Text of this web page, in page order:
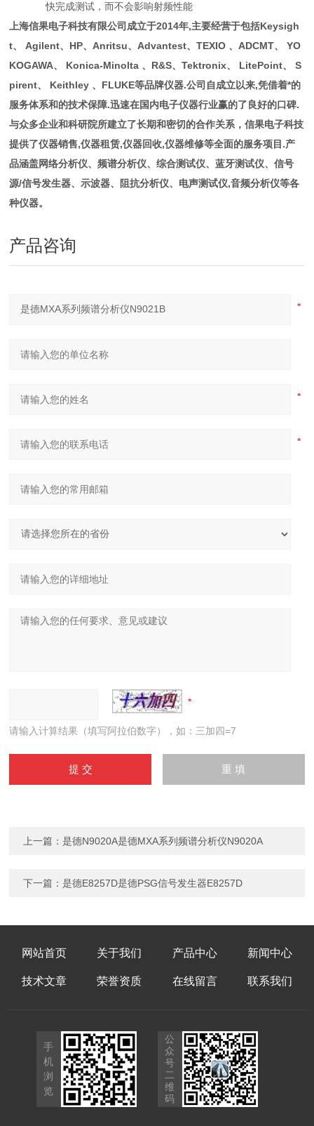
快完成测试，而不会影响射频性能
上海信果电子科技有限公司成立于2014年,主要经营于包括Keysigh
t、 Agilent、HP、Anritsu、Advantest、TEXIO 、ADCMT、 YO
KOGAWA、 Konica-Minolta 、R&S、Tektronix、 LitePoint、 S
pirent、 Keithley 、FLUKE等品牌仪器.公司自成立以来,凭借着*的
服务体系和的技术保障.迅速在国内电子仪器行业赢的了良好的口碑.
与众多企业和科研院所建立了长期和密切的合作关系，信果电子科技
提供了仪器销售,仪器租赁,仪器回收,仪器维修等全面的服务项目.产
品涵盖网络分析仪、频谱分析仪、综合测试仪、蓝牙测试仪、信号
源/信号发生器、示波器、阻抗分析仪、电声测试仪,音频分析仪等各
种仪器。
产品咨询
请输入计算结果（填写阿拉伯数字），如：三加四=7
上一篇：是德N9020A是德MXA系列频谱分析仪N9020A
下一篇：是德E8257D是德PSG信号发生器E8257D
网站首页 关于我们 产品中心 新闻中心
技术文章 荣誉资质 在线留言 联系我们
手
机
浏
览
公
众
号
二
维
码